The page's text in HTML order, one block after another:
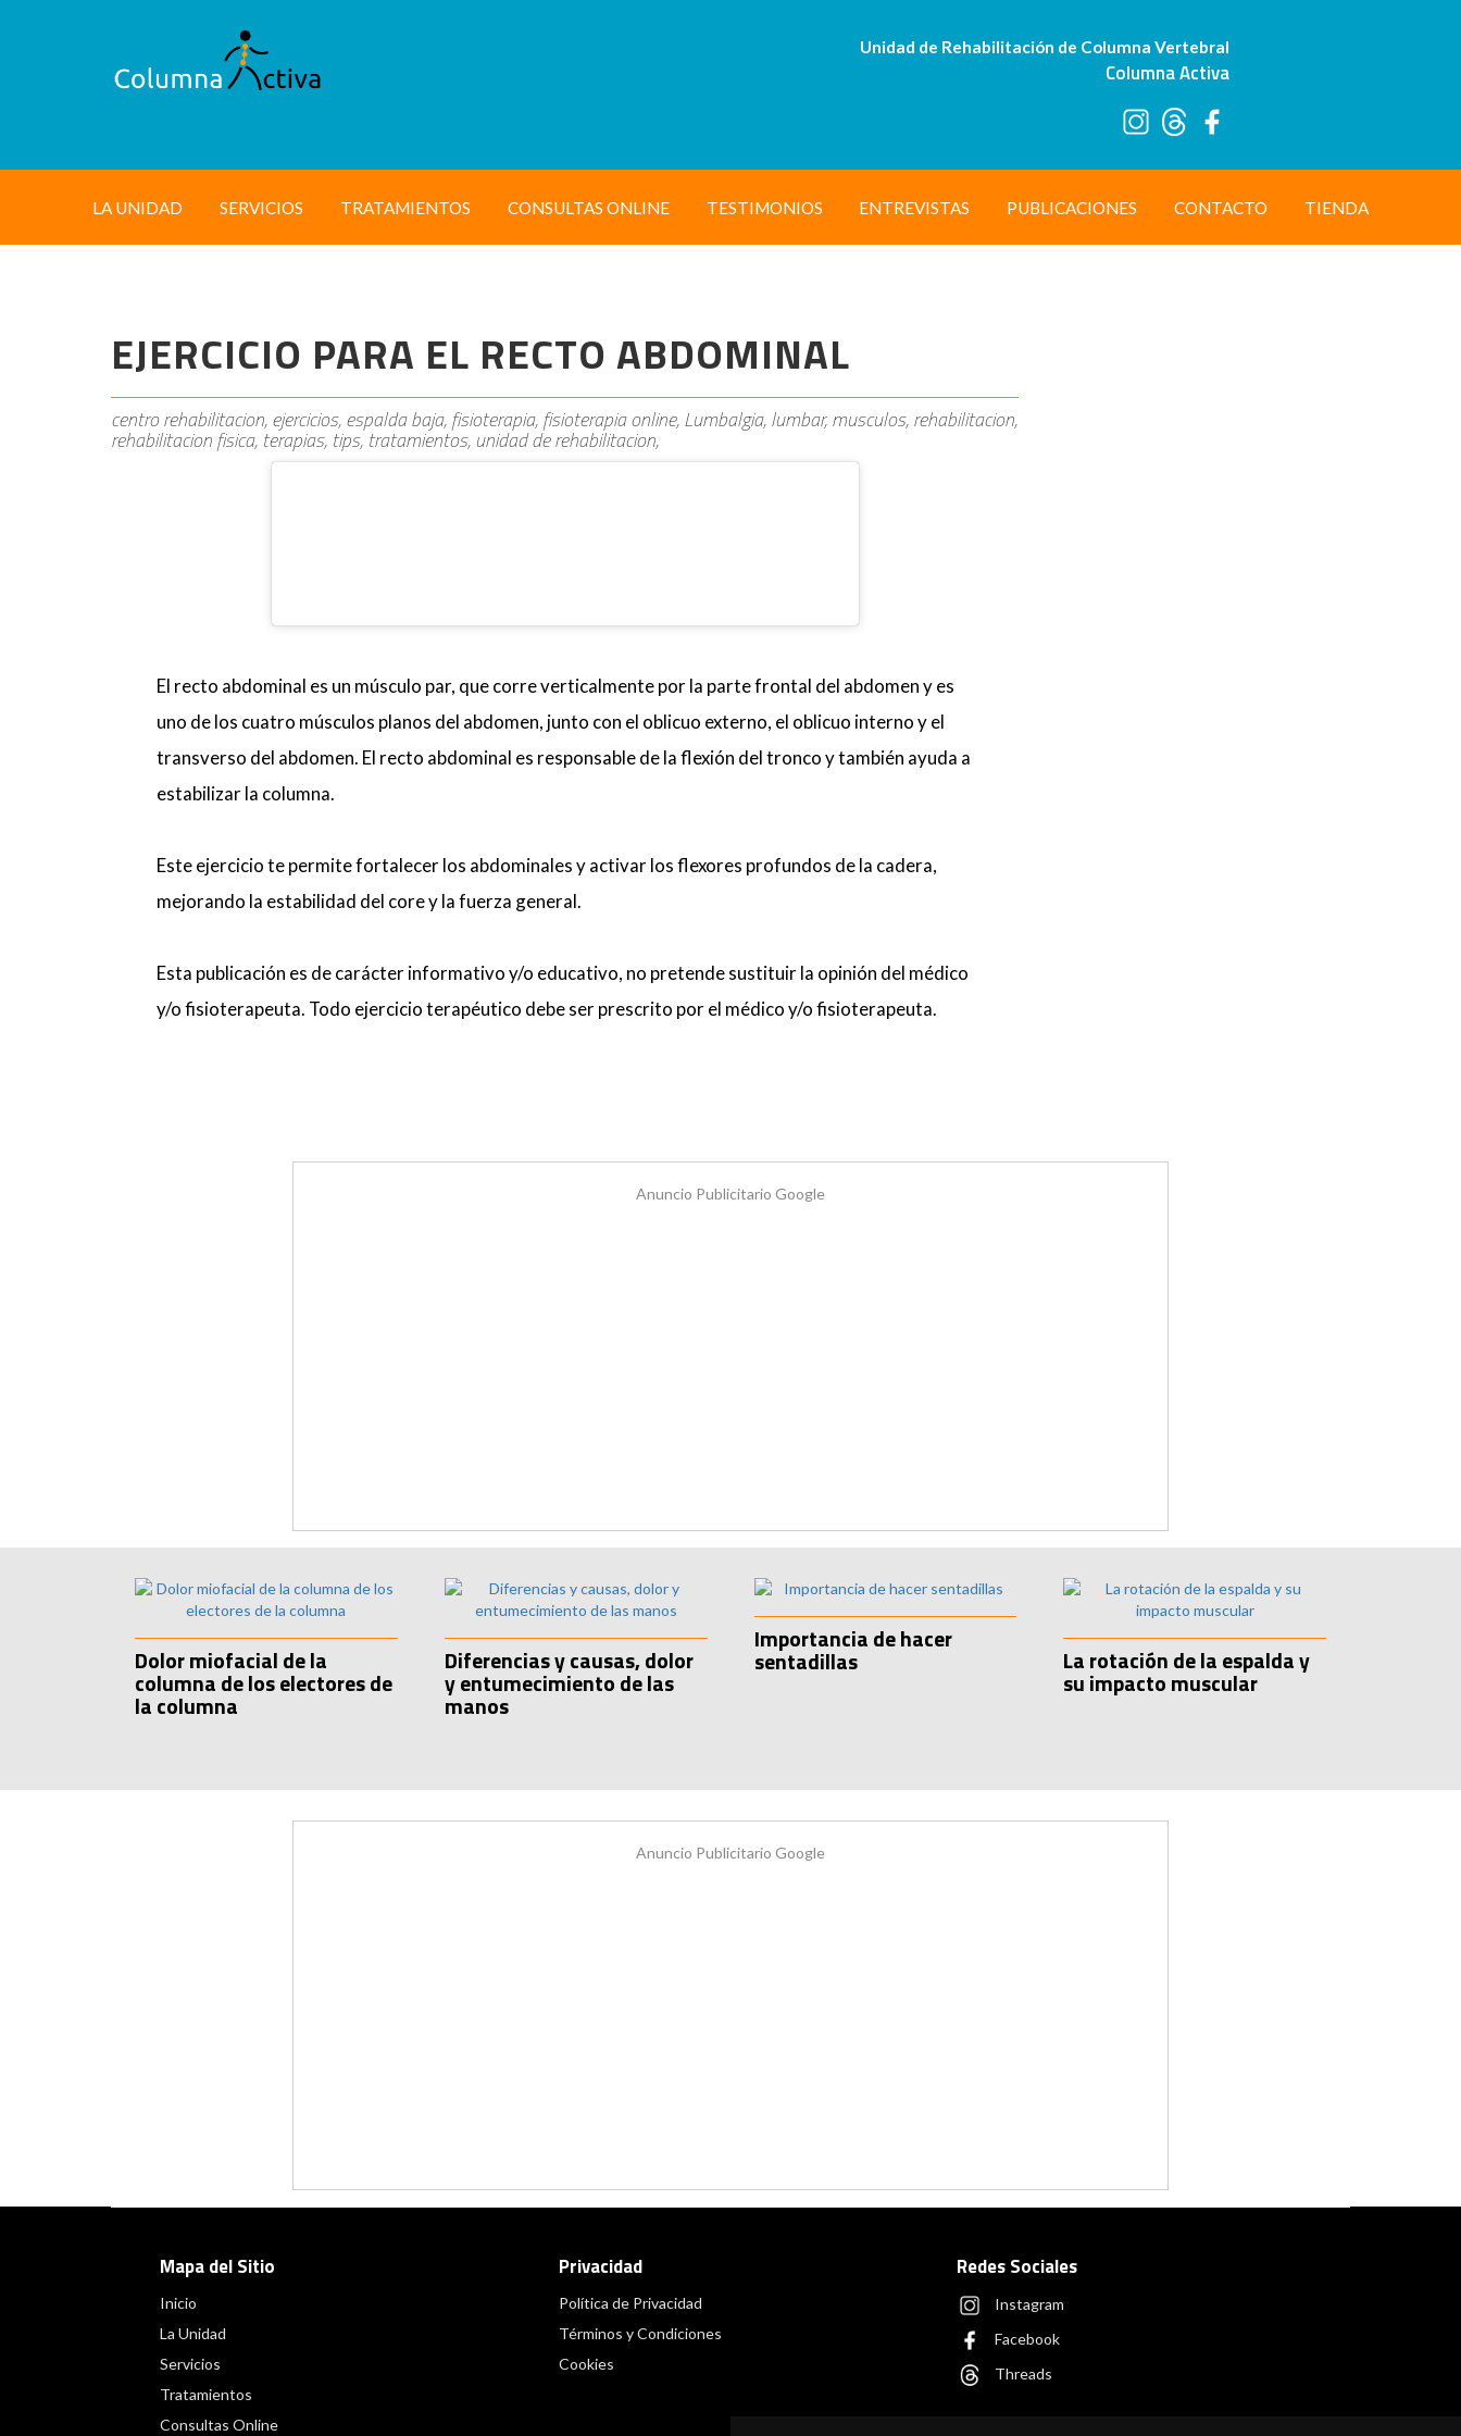
Unidad de Rehabilitación de Columna Vertebral
Columna Activa
LA UNIDAD SERVICIOS TRATAMIENTOS CONSULTAS ONLINE TESTIMONIOS ENTREVISTAS PUBLICACIONES CONTACTO TIENDA
EJERCICIO PARA EL RECTO ABDOMINAL
centro rehabilitacion, ejercicios, espalda baja, fisioterapia, fisioterapia online, Lumbalgia, lumbar, musculos, rehabilitacion,
rehabilitacion fisica, terapias, tips, tratamientos, unidad de rehabilitacion,
El recto abdominal es un músculo par, que corre verticalmente por la parte frontal del abdomen y es
uno de los cuatro músculos planos del abdomen, junto con el oblicuo externo, el oblicuo interno y el
transverso del abdomen. El recto abdominal es responsable de la flexión del tronco y también ayuda a
estabilizar la columna.
Este ejercicio te permite fortalecer los abdominales y activar los flexores profundos de la cadera,
mejorando la estabilidad del core y la fuerza general.
Esta publicación es de carácter informativo y/o educativo, no pretende sustituir la opinión del médico
y/o fisioterapeuta. Todo ejercicio terapéutico debe ser prescrito por el médico y/o fisioterapeuta.
Anuncio Publicitario Google
Dolor miofacial de la
columna de los electores de
la columna
Diferencias y causas, dolor
y entumecimiento de las
manos
Importancia de hacer
sentadillas La rotación de la espalda y
su impacto muscular
Anuncio Publicitario Google
Mapa del Sitio
Inicio
La Unidad
Servicios
Tratamientos
Consultas Online
Privacidad
Política de Privacidad
Términos y Condiciones
Cookies
Redes Sociales
Instagram
Facebook
Threads